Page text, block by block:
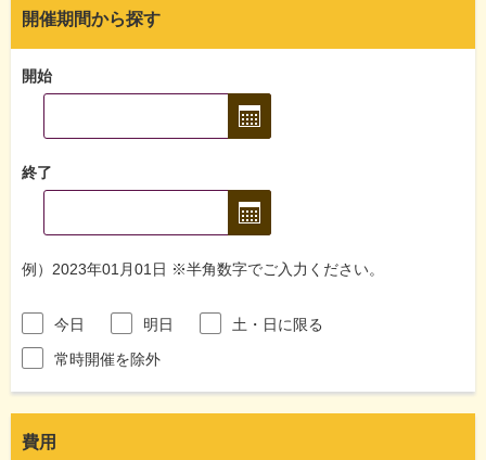
開催期間から探す
開始
終了
例）2023年01月01日 ※半角数字でご入力ください。
今日 明日
土・日に限る
常時開催を除外
費用